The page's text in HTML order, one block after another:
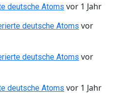
deutsche Atoms vor 1 Jahr
deutsche Atoms vor
deutsche Atoms vor
deutsche Atoms vor 1 Jahr